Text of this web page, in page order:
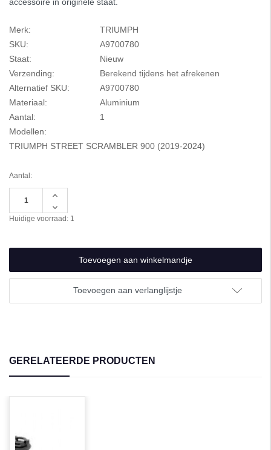
accessoire in originele staat.
Merk:
TRIUMPH
SKU:
A9700780
Staat:
Nieuw
Verzending:
Berekend tijdens het afrekenen
Alternatief SKU:
A9700780
Materiaal:
Aluminium
Aantal:
1
Modellen:
TRIUMPH STREET SCRAMBLER 900 (2019-2024)
Aantal:
Hoeveelheid
van
undefined
Hoeveelheid
verlagen
van
Huidige voorraad: 1
Toevoegen aan verlanglijstje
GERELATEERDE PRODUCTEN